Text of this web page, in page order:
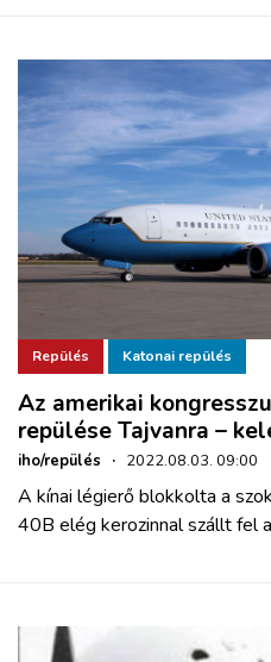
REGISZTRÁCIÓ
Repülés Katonai repülés
Az amerikai
repülése Tajvanra –
iho/repülés · 2022.08.03. 09:00
A kínai légierő blokkolta a
40B elég kerozinnal szállt fel